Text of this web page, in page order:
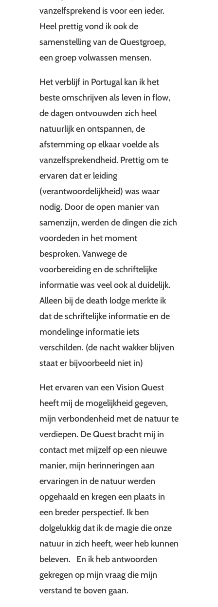
vanzelfsprekend is voor een ieder.
Heel prettig vond ik ook de
samenstelling van de Questgroep,
een groep volwassen mensen.
Het verblijf in Portugal kan ik het
beste omschrijven als leven in flow,
de dagen ontvouwden zich heel
natuurlijk en ontspannen, de
afstemming op elkaar voelde als
vanzelfsprekendheid. Prettig om te
ervaren dat er leiding
(verantwoordelijkheid) was waar
nodig. Door de open manier van
samenzijn, werden de dingen die zich
voordeden in het moment
besproken. Vanwege de
voorbereiding en de schriftelijke
informatie was veel ook al duidelijk.
Alleen bij de death lodge merkte ik
dat de schriftelijke informatie en de
mondelinge informatie iets
verschilden. (de nacht wakker blijven
staat er bijvoorbeeld niet in)
Het ervaren van een Vision Quest
heeft mij de mogelijkheid gegeven,
mijn verbondenheid met de natuur te
verdiepen. De Quest bracht mij in
contact met mijzelf op een nieuwe
manier, mijn herinneringen aan
ervaringen in de natuur werden
opgehaald en kregen een plaats in
een breder perspectief. Ik ben
dolgelukkig dat ik de magie die onze
natuur in zich heeft, weer heb kunnen
beleven. En ik heb antwoorden
gekregen op mijn vraag die mijn
verstand te boven gaan.